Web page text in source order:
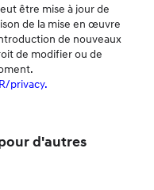
être mise à jour de
de la mise en œuvre
de nouveaux
de modifier ou de
privacy.
d'autres